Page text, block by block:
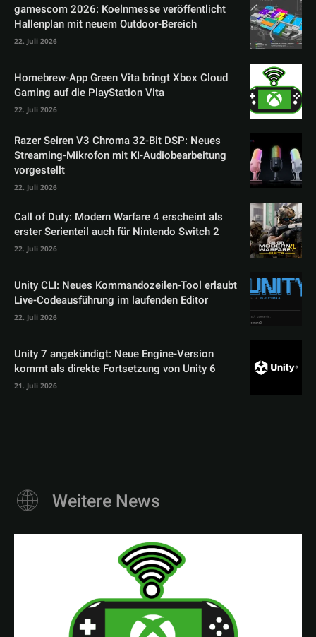
gamescom 2026: Koelnmesse veröffentlicht
Hallenplan mit neuem Outdoor-Bereich
22. Juli 2026
Homebrew-App Green Vita bringt Xbox Cloud
Gaming auf die PlayStation Vita
22. Juli 2026
Razer Seiren V3 Chroma 32-Bit DSP: Neues
Streaming-Mikrofon mit KI-Audiobearbeitung
vorgestellt
22. Juli 2026
Call of Duty: Modern Warfare 4 erscheint als
erster Serienteil auch für Nintendo Switch 2
22. Juli 2026
Unity CLI: Neues Kommandozeilen-Tool erlaubt
Live-Codeausführung im laufenden Editor
22. Juli 2026
Unity 7 angekündigt: Neue Engine-Version
kommt als direkte Fortsetzung von Unity 6
21. Juli 2026
Weitere News